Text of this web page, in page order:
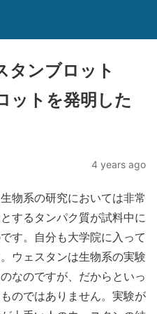
タンブロット
ットを発明した
4 years ago
物系の研究においては非常
するタンパク質が試料中に
す。自分も大学院に入って
ウェスタンは生物系の実験
なのですが、だからといっ
のではありません。実験が